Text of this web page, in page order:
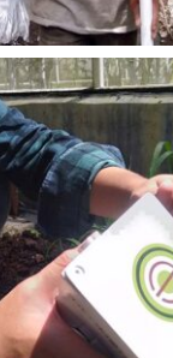
Ciwidey Encomotion